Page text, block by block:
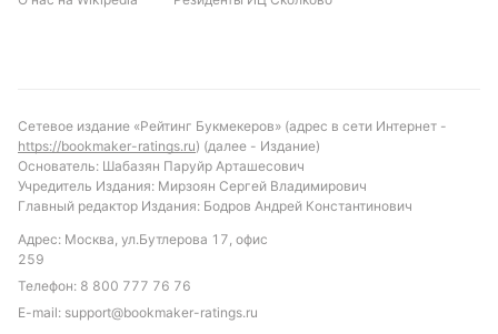
Сетевое издание «Рейтинг Букмекеров» (адрес в сети Интернет -
https://bookmaker-ratings.ru) (далее - Издание)
Основатель: Шабазян Паруйр Арташесович
Учредитель Издания: Мирзоян Сергей Владимирович
Главный редактор Издания: Бодров Андрей Константинович
Адрес: Москва, ул.Бутлерова 17, офис
259
Телефон: 8 800 777 76 76
E-mail: support@bookmaker-ratings.ru